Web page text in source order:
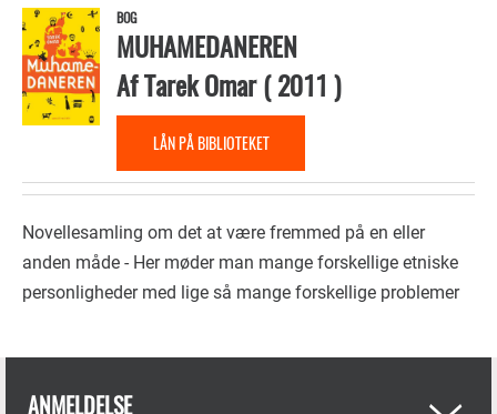
hovedindhold
Temaer
BOG
MUHAMEDANEREN
AfTarek Omar(2011 )
LÅN PÅ BIBLIOTEKET
Novellesamling om det at være fremmed på en eller
anden måde - Her møder man mange forskellige etniske
personligheder med lige så mange forskellige problemer
ANMELDELSE